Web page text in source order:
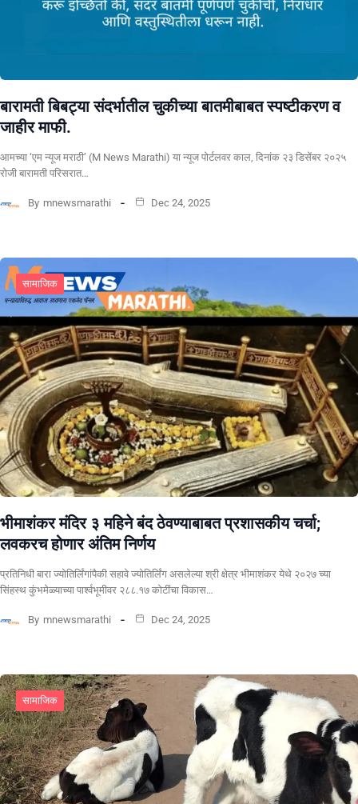
बारामती बिबट्या संदर्भातील चुकीच्या बातमीबाबत स्पष्टीकरण व
जाहीर माफी.
आमच्या ‘एम न्यूज मराठी’ (M News Marathi) या न्यूज पोर्टलवर काल, दिनांक २३ डिसेंबर २०२५
रोजी बारामती परिसरात…
By mnewsmarathi Dec 24, 2025
सामाजिक
भीमाशंकर मंदिर ३ महिने बंद ठेवण्याबाबत प्रशासकीय चर्चा;
लवकरच होणार अंतिम निर्णय
प्रतिनिधी बारा ज्योतिर्लिंगांपैकी सहावे ज्योतिर्लिंग असलेल्या श्री क्षेत्र भीमाशंकर येथे २०२७ च्या
सिंहस्थ कुंभमेळ्याच्या पार्श्वभूमीवर २८८.१७ कोटींचा विकास…
By mnewsmarathi Dec 24, 2025
सामाजिक